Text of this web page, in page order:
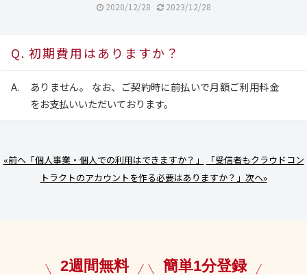
2020/12/28 2023/12/28
初期費用はありますか？
ありません。 なお、ご契約時に前払いで月額ご利用料金
をお支払いいただいております。
«前へ「個人事業・個人での利用はできますか？」
「受信者もクラウドコン
トラクトのアカウントを作る必要はありますか？」次へ»
2週間無料 簡単1分登録